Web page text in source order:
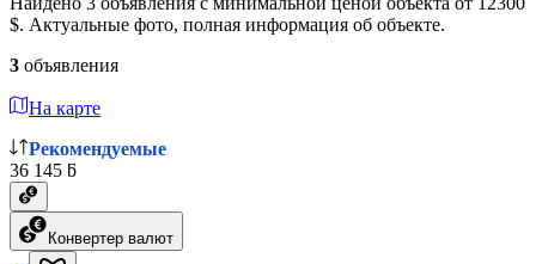
$. Актуальные фото, полная информация об объекте.
3 объявления
На карте
Рекомендуемые
36 145 ƃ
Конвертер валют